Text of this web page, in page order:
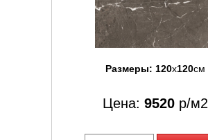
Размеры: 120x120см
Цена: 9520 р/м2